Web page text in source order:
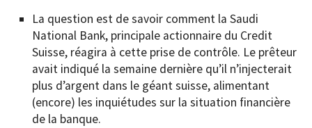
La question est de savoir comment la Saudi
National Bank, principale actionnaire du Credit
Suisse, réagira à cette prise de contrôle. Le prêteur
avait indiqué la semaine dernière qu’il n’injecterait
plus d’argent dans le géant suisse, alimentant
(encore) les inquiétudes sur la situation financière
de la banque.